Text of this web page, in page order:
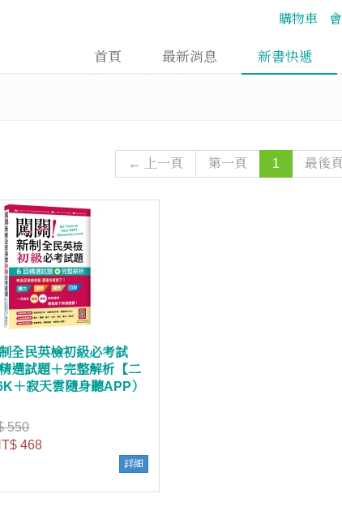
購物車
首頁 最新消息 新書快遞
← 上一頁 第一頁 1 最後頁
全民英檢初級必考試
選試題＋完整解析【二
＋寂天雲隨身聽APP）
550
468
詳細